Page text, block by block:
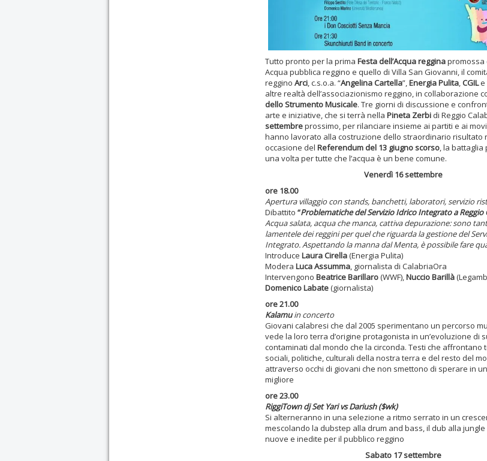
Tutto pronto per la prima Festa dell’Acqua regginapromossa
Acqua pubblica reggino e quello di Villa San Giovanni, il
reggino Arci, c.s.o.a. “Angelina Cartella”,Energia Pulita,CGILe
altre realtà dell’associazionismo reggino, in collaborazione
dello Strumento Musicale. Tre giorni di discussione e
arte e iniziative, che si terrà nella Pineta Zerbi di Reggio
settembreprossimo, per rilanciare insieme ai partiti e ai
hanno lavorato alla costruzione dello straordinario risultato
occasione del Referendum del 13 giugno scorso, la battaglia
una volta per tutte che l’acqua è un bene comune.
Venerdì 16 settembre
ore 18.00
Apertura villaggio con stands, banchetti, laboratori, servizio
Dibattito “Problematiche del Servizio Idrico Integrato a Reggio
Acqua salata, acqua che manca, cattiva depurazione: sono
lamentele dei reggini per quel che riguarda la gestione del
Integrato. Aspettando la manna dal Menta, è possibile fare
Introduce Laura Cirella(Energia Pulita)
Modera Luca Assumma, giornalista di CalabriaOra
Intervengono Beatrice Barillaro(WWF),Nuccio Barillà
Domenico Labate(giornalista)
ore 21.00
Kalamuin concerto
Giovani calabresi che dal 2005 sperimentano un percorso
vede la loro terra d’origine protagonista in un’evoluzione di
contaminati dal mondo che la circonda. Testi che affrontano
sociali, politiche, culturali della nostra terra e del resto del
attraverso occhi di giovani che non smettono di sperare in
migliore
ore 23.00
RiggiTown dj Set Yari vs Dariush ($wk)
Si alterneranno in una selezione a ritmo serrato in un
mescolando la dubstep alla drum and bass, il dub alla
nuove e inedite per il pubblico reggino
Sabato 17 settembre